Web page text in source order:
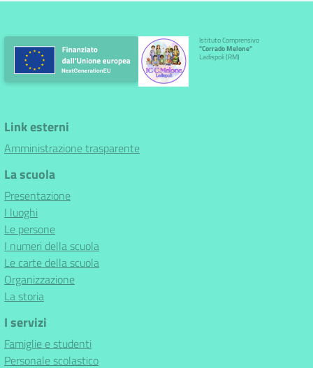
Istituto Comprensivo
"Corrado Melone"
Ladispoli (RM)
Link esterni
Amministrazione trasparente
La scuola
Presentazione
I luoghi
Le persone
I numeri della scuola
Le carte della scuola
Organizzazione
La storia
I servizi
Famiglie e studenti
Personale scolastico